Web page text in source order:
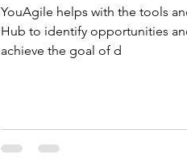
YouAgile helps with the tools
Hub to identify opportunities
achieve the goal of d